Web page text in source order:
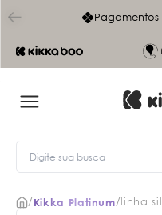
Pagamentos
/Kikka Platinum/linha